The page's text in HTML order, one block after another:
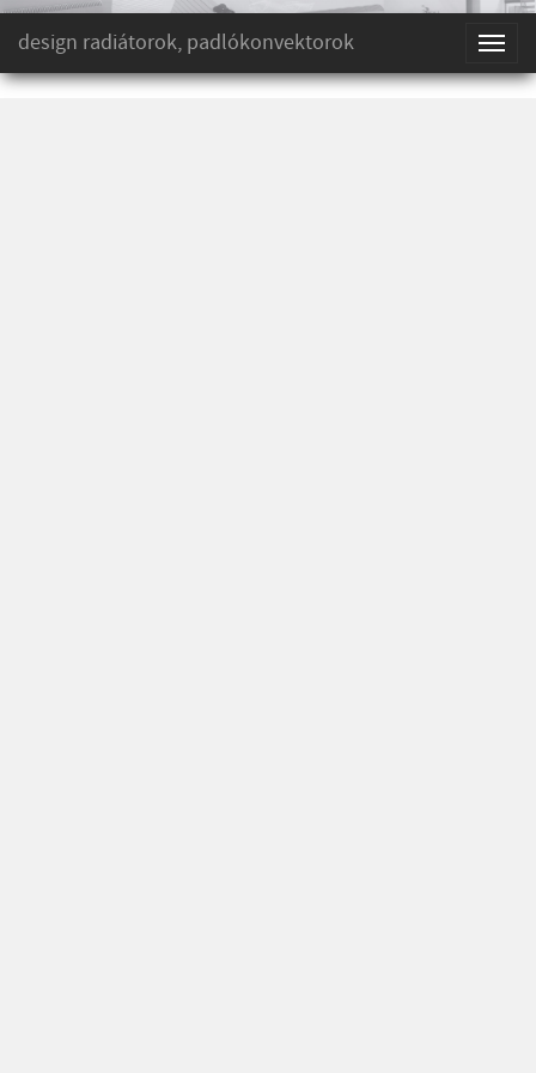
design radiátorok, padlókonvektorok